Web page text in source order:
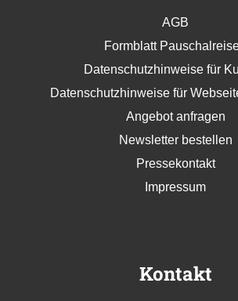
AGB
Formblatt
Datenschutzhinweise für
Datenschutzhinweise für
Angebot anfragen
Newsletter bestellen
Pressekontakt
Impressum
Kontakt